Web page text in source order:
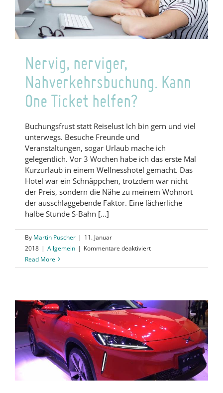
High-
Speed.
Nervig, nerviger,
Nahverkehrsbuchung. Kann
One Ticket helfen?
Buchungsfrust statt Reiselust Ich bin gern und viel
unterwegs. Besuche Freunde und
Veranstaltungen, sogar Urlaub mache ich
gelegentlich. Vor 3 Wochen habe ich das erste Mal
Kurzurlaub in einem Wellnesshotel gemacht. Das
Hotel war ein Schnäppchen, trotzdem war nicht
der Preis, sondern die Nähe zu meinem Wohnort
der ausschlaggebende Faktor. Eine lächerliche
halbe Stunde S-Bahn [...]
By Martin Puscher | 11. Januar
2018 | Allgemein | Kommentare deaktiviertfür
nerviger,
One
Ticket
helfen?
Read More